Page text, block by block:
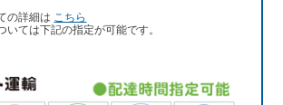
の詳細は こちら
いては下記の指定が可能です。